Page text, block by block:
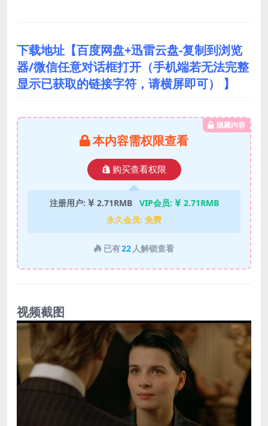
下载地址【百度网盘+迅雷云盘-复制到浏览
器/微信任意对话框打开（手机端若无法完整
显示已获取的链接字符，请横屏即可） 】
隐藏内容
本内容需权限查看
购买查看权限
注册用户: 2.71RMB VIP会员:
2.71RMB
永久会员: 免费
已有22 人解锁查看
视频截图